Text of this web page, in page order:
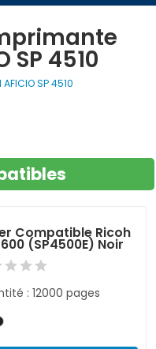
SP 4510
AFICIO SP 4510
Compatible Ricoh
(SP4500E) Noir
: 12000 pages